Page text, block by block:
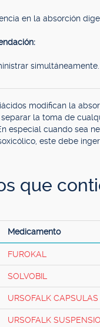
en la absorción
simultáneamente.
modifican la
la toma de
especial cuando sea
este debe
que
Medicamento
FUROKAL
SOLVOBIL
URSOFALK CAPSULAS
URSOFALK